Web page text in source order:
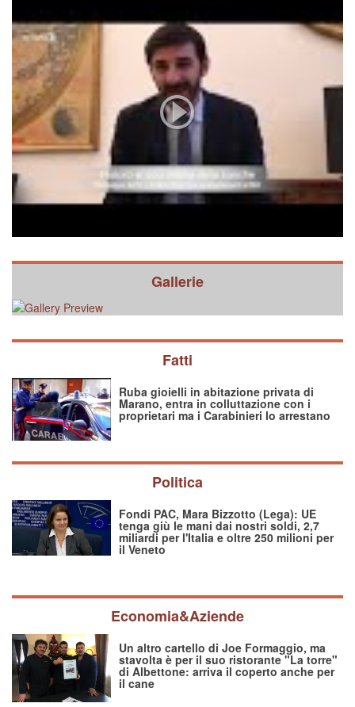
Gallerie
Fatti
Ruba gioielli in abitazione privata di
Marano, entra in colluttazione con i
proprietari ma i Carabinieri lo arrestano
Politica
Fondi PAC, Mara Bizzotto (Lega): UE
tenga giù le mani dai nostri soldi, 2,7
miliardi per l'Italia e oltre 250 milioni per
il Veneto
Economia&Aziende
Un altro cartello di Joe Formaggio, ma
stavolta è per il suo ristorante "La torre"
di Albettone: arriva il coperto anche per
il cane